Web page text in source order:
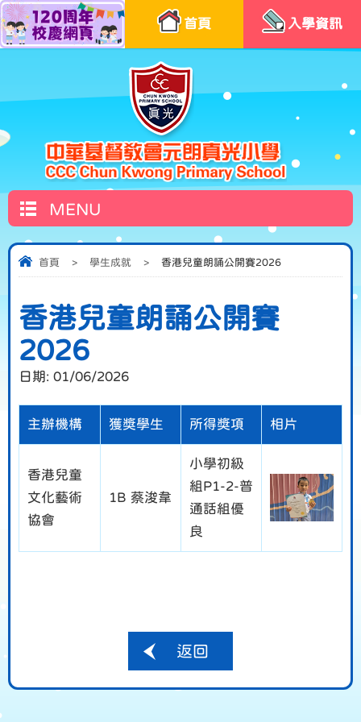
首頁 入學資訊
MENU
首頁 > 學生成就 > 香港兒童朗誦公開賽2026
香港兒童朗誦公開賽
2026
日期: 01/06/2026
主辦機構 獲獎學生 所得獎項 相片
香港兒童
文化藝術
協會
1B 蔡浚韋
小學初級
組P1-2-普
通話組優
良
返回